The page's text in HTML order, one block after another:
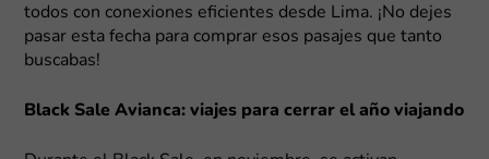
todos con conexiones eficientes desde Lima. ¡No dejes
pasar esta fecha para comprar esos pasajes que tanto
buscabas!
Black Sale Avianca: viajes para cerrar el año viajando